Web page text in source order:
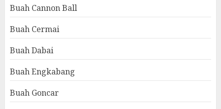
Buah Cannon Ball
Buah Cermai
Buah Dabai
Buah Engkabang
Buah Goncar